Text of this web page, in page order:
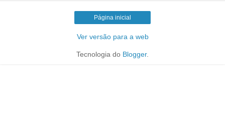
Página inicial
Ver versão para a web
Tecnologia do Blogger.